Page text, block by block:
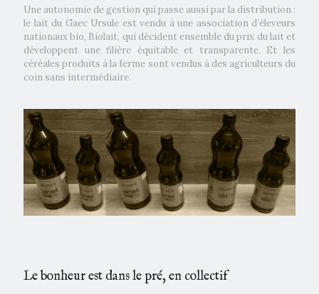
Une autonomie de gestion qui passe aussi par la distribution :
le lait du Gaec Ursule est vendu à une association d’éleveurs
nationaux bio, Biolait, qui décident ensemble du prix du lait et
développent une filière équitable et transparente. Et les
céréales produits à la ferme sont vendus à des agriculteurs du
coin sans intermédiaire.
Le bonheur est dans le pré, en collectif